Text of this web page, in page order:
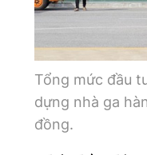
Tổng mức đầu
dựng nhà ga
đồng.